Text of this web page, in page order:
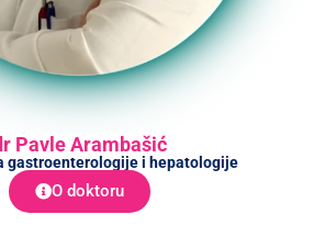
Pavle Arambašić
gastroenterologije i hepatologije
O doktoru